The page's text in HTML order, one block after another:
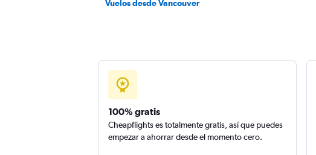
Vuelos desde Vancouver
100% gratis
Cheapflights es totalmente gratis, así que puedes
empezar a ahorrar desde el momento cero.